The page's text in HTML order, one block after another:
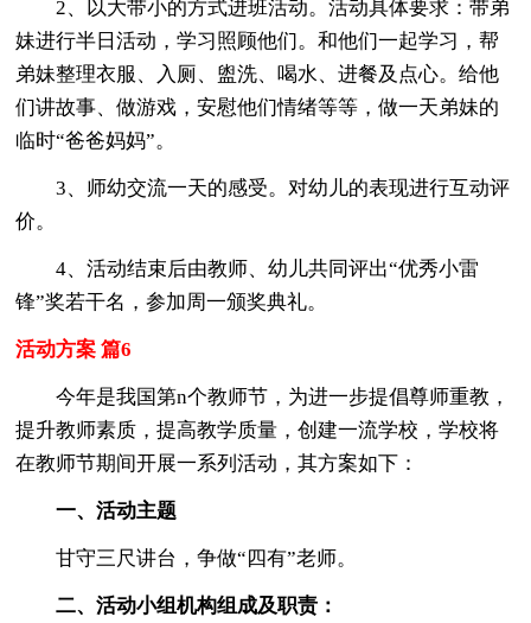
2、以大带小的方式进班活动。活动具体要求：带弟
妹进行半日活动，学习照顾他们。和他们一起学习，帮
弟妹整理衣服、入厕、盥洗、喝水、进餐及点心。给他
们讲故事、做游戏，安慰他们情绪等等，做一天弟妹的
临时“爸爸妈妈”。
3、师幼交流一天的感受。对幼儿的表现进行互动评
价。
4、活动结束后由教师、幼儿共同评出“优秀小雷
锋”奖若干名，参加周一颁奖典礼。
活动方案 篇6
今年是我国第n个教师节，为进一步提倡尊师重教，
提升教师素质，提高教学质量，创建一流学校，学校将
在教师节期间开展一系列活动，其方案如下：
一、活动主题
甘守三尺讲台，争做“四有”老师。
二、活动小组机构组成及职责：